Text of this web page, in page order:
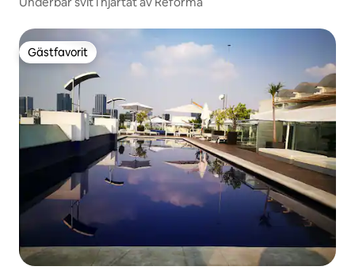
Gästfavorit
Gästfavorit